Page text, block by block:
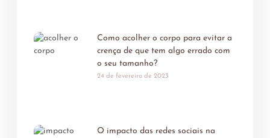
Como acolher o corpo para evitar a
crença de que tem algo errado com
o seu tamanho?
24 de fevereiro de 2023
O impacto das redes sociais na